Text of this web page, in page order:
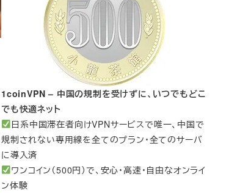
1coinVPN – 中国の規制を受けずに、いつでもどこ
でも快適ネット
日系中国滞在者向けVPNサービスで唯一、中国で
規制されない専用線を全てのプラン・全てのサーバ
に導入済
ワンコイン（500円）で、安心・高速・自由なオンライ
ン体験